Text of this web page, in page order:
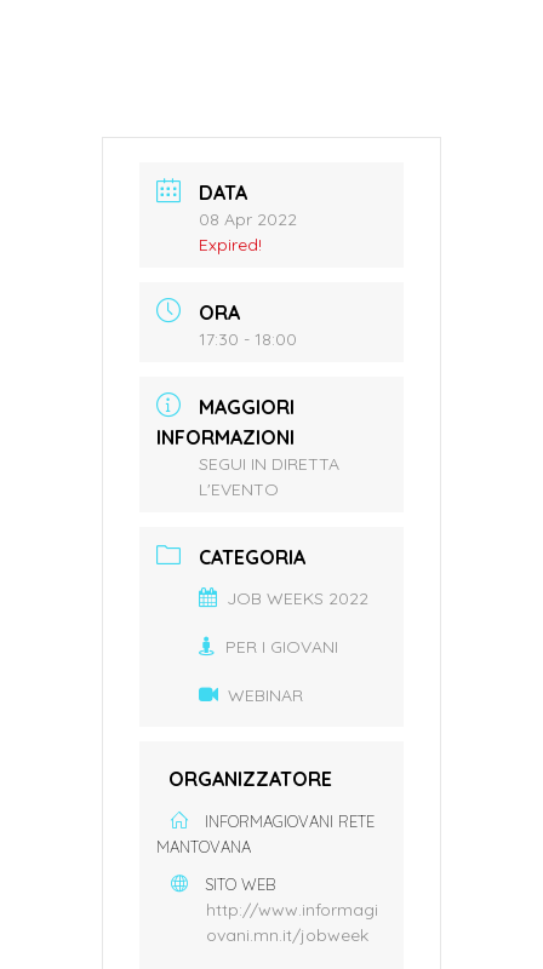
DATA
08 Apr 2022
Expired!
ORA
17:30 - 18:00
MAGGIORI
INFORMAZIONI
SEGUI IN DIRETTA
L'EVENTO
CATEGORIA
JOB WEEKS 2022
PER I GIOVANI
WEBINAR
ORGANIZZATORE
INFORMAGIOVANI RETE
MANTOVANA
SITO WEB
http://www.informagi
ovani.mn.it/jobweek